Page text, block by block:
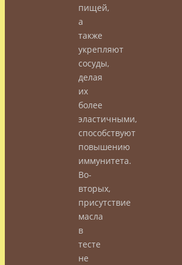
пищей,
а
также
укрепляют
сосуды,
делая
их
более
эластичными,
способствуют
повышению
иммунитета.
Во-
вторых,
присутствие
масла
в
тесте
не